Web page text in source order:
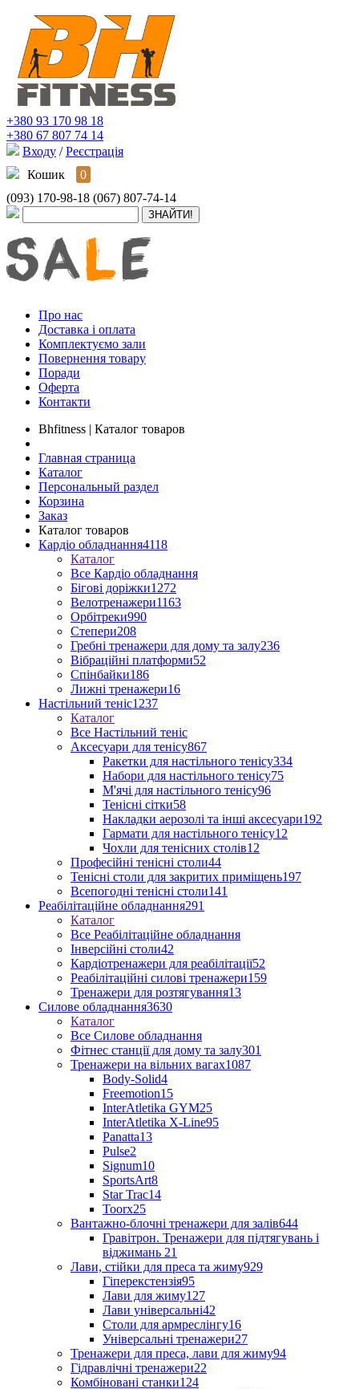
+380 93 170 98 18
+380 67 807 74 14
Входу / Реєстрація
Кошик
0
(093) 170-98-18 (067) 807-74-14
Про нас
Доставка і оплата
Комплектуємо зали
Повернення товару
Поради
Оферта
Контакти
Bhfitness | Каталог товаров
Главная страница
Каталог
Персональный раздел
Корзина
Заказ
Каталог товаров
Кардіо обладнання4118
Каталог
Все Кардіо обладнання
Бігові доріжки1272
Велотренажери1163
Орбітреки990
Степери208
Гребні тренажери для дому та залу236
Вібраційні платформи52
Спінбайки186
Лижні тренажери16
Настільний теніс1237
Каталог
Все Настільний теніс
Аксесуари для тенісу867
Ракетки для настільного тенісу334
Набори для настільного тенісу75
М'ячі для настільного тенісу96
Тенісні сітки58
Накладки аерозолі та інші аксесуари192
Гармати для настільного тенісу12
Чохли для тенісних столів12
Професійні тенісні столи44
Тенісні столи для закритих приміщень197
Всепогодні тенісні столи141
Реабілітаційне обладнання291
Каталог
Все Реабілітаційне обладнання
Інверсійні столи42
Кардіотренажери для реабілітації52
Реабілітаційні силові тренажери159
Тренажери для розтягування13
Силове обладнання3630
Каталог
Все Силове обладнання
Фітнес станції для дому та залу301
Тренажери на вільних вагах1087
Body-Solid4
Freemotion15
InterAtletika GYM25
InterAtletika X-Line95
Panatta13
Pulse2
Signum10
SportsArt8
Star Trac14
Toorx25
Вантажно-блочні тренажери для залів644
Гравітрон. Тренажери для підтягувань і
віджимань 21
Лави, стійки для преса та жиму929
Гіперекстензія95
Лави для жиму127
Лави універсальні42
Столи для армреслінгу16
Універсальні тренажери27
Тренажери для преса, лави для жиму94
Гідравлічні тренажери22
Комбіновані станки124